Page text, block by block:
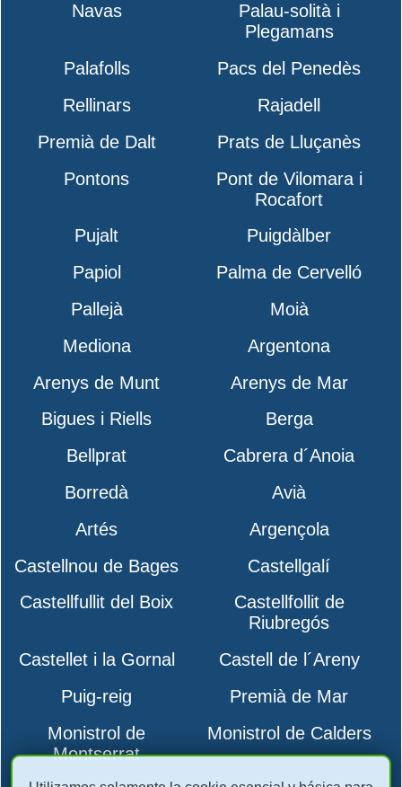
Navas
Palau-solità i
Plegamans
Palafolls
Pacs del Penedès
Rellinars
Rajadell
Premià de Dalt
Prats de Lluçanès
Pontons
Pont de Vilomara i
Rocafort
Pujalt
Puigdàlber
Papiol
Palma de Cervelló
Pallejà
Moià
Mediona
Argentona
Arenys de Munt
Arenys de Mar
Bigues i Riells
Berga
Bellprat
Cabrera d´Anoia
Borredà
Avià
Artés
Argençola
Castellnou de Bages
Castellgalí
Castellfullit del Boix
Castellfollit de
Riubregós
Castellet i la Gornal
Castell de l´Areny
Puig-reig
Premià de Mar
Monistrol de
Montserrat
Monistrol de Calders